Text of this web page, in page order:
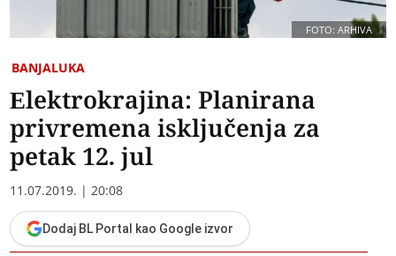
FOTO: ARHIVA
BANJALUKA
Elektrokrajina: Planirana
privremena isključenja za
petak 12. jul
11.07.2019. | 20:08
Dodaj BL Portal kao Google izvor